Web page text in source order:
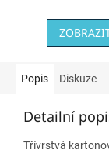
Popis Diskuze
Detailní
Třívrstvá